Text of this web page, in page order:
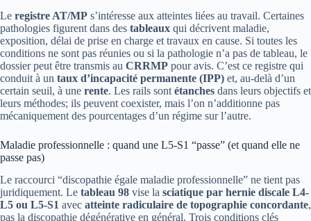
Le registre AT/MP s’intéresse aux atteintes liées au travail. Certaines
pathologies figurent dans des tableaux qui décrivent maladie,
exposition, délai de prise en charge et travaux en cause. Si toutes les
conditions ne sont pas réunies ou si la pathologie n’a pas de tableau, le
dossier peut être transmis au CRRMP pour avis. C’est ce registre qui
conduit à un taux d’incapacité permanente (IPP) et, au-delà d’un
certain seuil, à une rente. Les rails sont étanches dans leurs objectifs et
leurs méthodes; ils peuvent coexister, mais l’on n’additionne pas
mécaniquement des pourcentages d’un régime sur l’autre.
Maladie professionnelle : quand une L5-S1 “passe” (et quand elle ne
passe pas)
Le raccourci “discopathie égale maladie professionnelle” ne tient pas
juridiquement. Le tableau 98 vise la sciatique par hernie discale L4-
L5 ou L5-S1 avec atteinte radiculaire de topographie concordante,
pas la discopathie dégénérative en général. Trois conditions clés